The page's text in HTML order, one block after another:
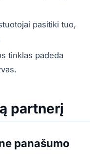
pasitiki tuo,
tinklas padeda
partnerį
panašumo